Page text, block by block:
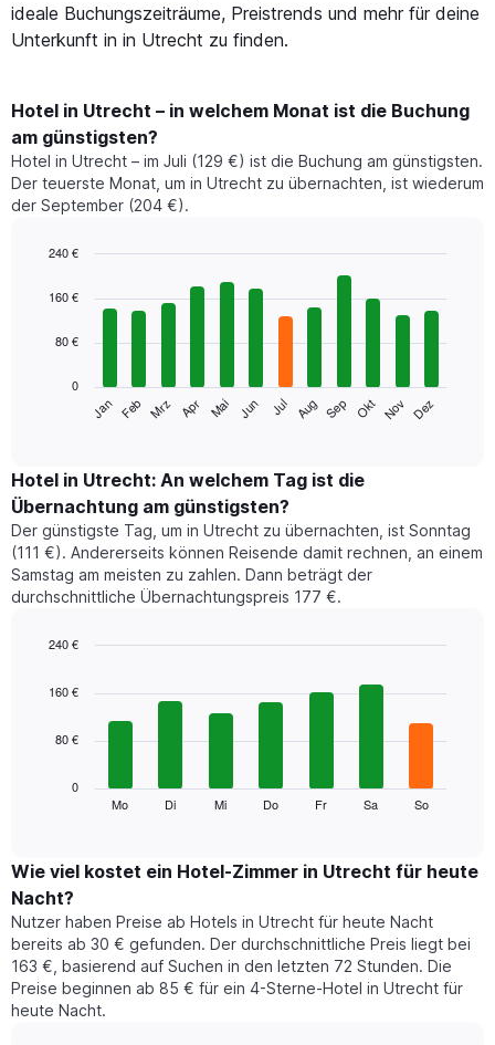
ideale Buchungszeiträume, Preistrends und mehr für deine
Unterkunft in in Utrecht zu finden.
Hotel in Utrecht – in welchem Monat ist die Buchung
am günstigsten?
Hotel in Utrecht – im Juli (129 €) ist die Buchung am günstigsten.
Der teuerste Monat, um in Utrecht zu übernachten, ist wiederum
der September (204 €).
chart
bars.
folgende
den
durchschnittlichen
Zimmerpreis
im
jeweiligen
Monat
an.
Diagramm
die
Monate
hat
1
Y-
Achse,
die
den
durchschnittlichen
Zimmerpreis
graphic.
Jan Feb Mrz Apr Mai Jun Jul Aug Sep Okt Nov Dez
0
80 €
160 €
240 €
Hotel in Utrecht: An welchem Tag ist die
Übernachtung am günstigsten?
Der günstigste Tag, um in Utrecht zu übernachten, ist Sonntag
(111 €). Andererseits können Reisende damit rechnen, an einem
Samstag am meisten zu zahlen. Dann beträgt der
durchschnittliche Übernachtungspreis 177 €.
chart
bars.
den
durchschnittlichen
Preis
eines
Zimmers
für
den
jeweiligen
Mo Di Mi Do Fr Sa So
0
80 €
160 €
240 €
Wie viel kostet ein Hotel-Zimmer in Utrecht für heute
Nacht?
Nutzer haben Preise ab Hotels in Utrecht für heute Nacht
bereits ab 30 € gefunden. Der durchschnittliche Preis liegt bei
163 €, basierend auf Suchen in den letzten 72 Stunden. Die
Preise beginnen ab 85 € für ein 4-Sterne-Hotel in Utrecht für
heute Nacht.